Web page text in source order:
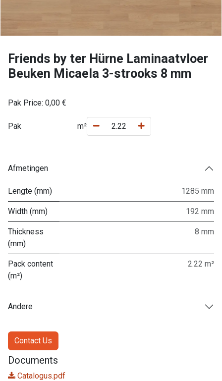
Friends by ter Hürne Laminaatvloer
Beuken Micaela 3-strooks 8 mm
Pak Price: 0,00 €
Pak m²
Afmetingen
Lengte (mm) 1285 mm
Width (mm) 192 mm
Thickness
(mm)
8 mm
Pack content
(m²)
2.22 m²
Andere
Contact Us
Documents
Catalogus.pdf